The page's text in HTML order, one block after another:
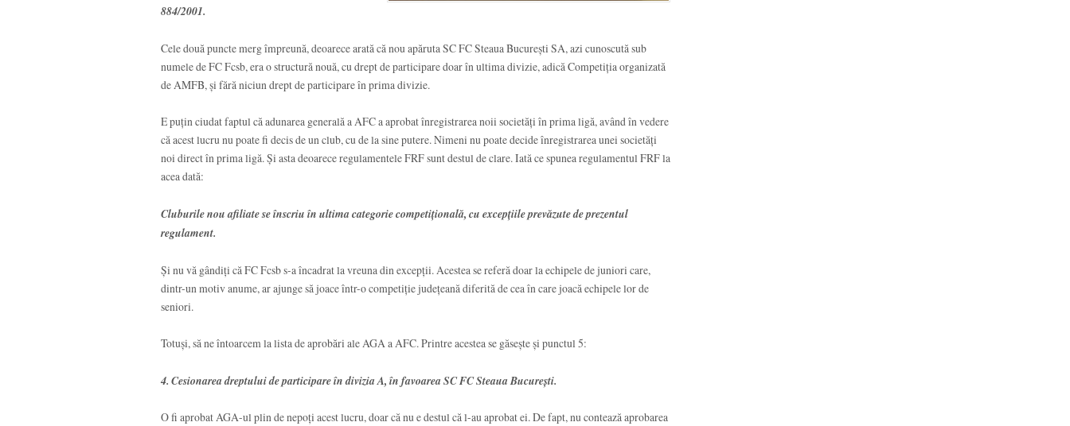
884/2001.
Cele două puncte merg împreună, deoarece arată că nou apăruta SC FC Steaua București SA, azi cunoscută sub
numele de FC Fcsb, era o structură nouă, cu drept de participare doar în ultima divizie, adică Competiția organizată
de AMFB, și fără niciun drept de participare în prima divizie.
E puțin ciudat faptul că adunarea generală a AFC a aprobat înregistrarea noii societăți în prima ligă, având în vedere
că acest lucru nu poate fi decis de un club, cu de la sine putere. Nimeni nu poate decide înregistrarea unei societăți
noi direct în prima ligă. Și asta deoarece regulamentele FRF sunt destul de clare. Iată ce spunea regulamentul FRF la
acea dată:
Cluburile nou afiliate se înscriu în ultima categorie competiţională, cu excepţiile prevăzute de prezentul
regulament.
Și nu vă gândiți că FC Fcsb s-a încadrat la vreuna din excepții. Acestea se referă doar la echipele de juniori care,
dintr-un motiv anume, ar ajunge să joace într-o competiție județeană diferită de cea în care joacă echipele lor de
seniori.
Totuși, să ne întoarcem la lista de aprobări ale AGA a AFC. Printre acestea se găsește și punctul 5:
4. Cesionarea dreptului de participare în divizia A, în favoarea SC FC Steaua București.
O fi aprobat AGA-ul plin de nepoți acest lucru, doar că nu e destul că l-au aprobat ei. De fapt, nu contează aprobarea